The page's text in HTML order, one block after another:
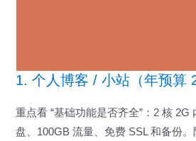
1. 个人博客 / 小站（年预算
重点看 “基础功能是否齐全”：2 核 2G
盘、100GB 流量、免费 SSL 和备份